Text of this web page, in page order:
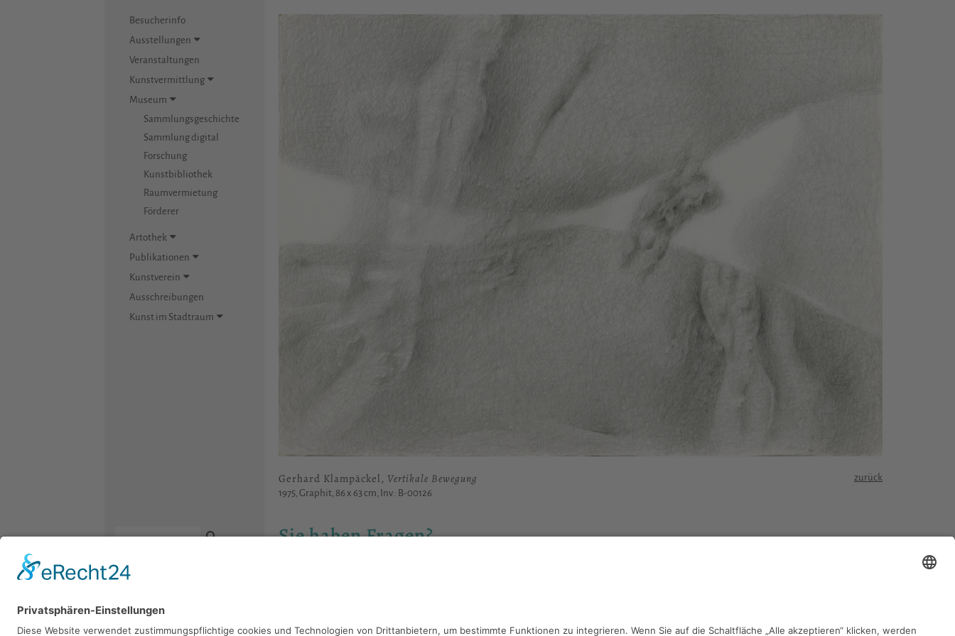
Besucherinfo
Ausstellungen
Veranstaltungen
Kunstvermittlung
Museum
Sammlungsgeschichte
Sammlung digital
Forschung
Kunstbibliothek
Raumvermietung
Förderer
Artothek
Publikationen
Kunstverein
Ausschreibungen
Kunst im Stadtraum
Kontakt
Newsletter
Impressum
Gerhard Klampäckel, Vertikale Bewegung
1975, Graphit, 86 x 63 cm, Inv.: B-00126
zurück
Sie haben Fragen?